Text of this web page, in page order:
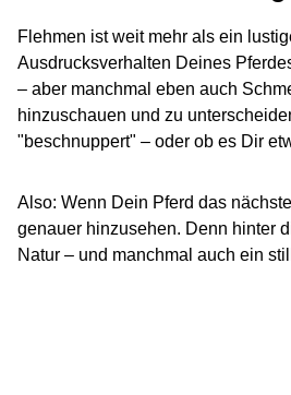
Flehmen ist weit mehr als ein
Ausdrucksverhalten Deines
– aber manchmal eben auch
hinzuschauen und zu
"beschnuppert" – oder ob es Dir
Also: Wenn Dein Pferd das
genauer hinzusehen. Denn hinter
Natur – und manchmal auch ein